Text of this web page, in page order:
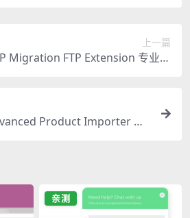
上一篇
Migration FTP Extension 专业评
Product Importer &
亲测